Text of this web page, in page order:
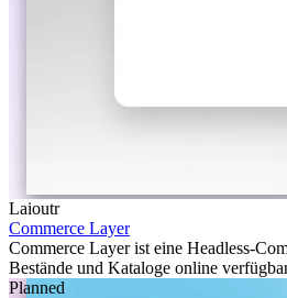
Laioutr
Commerce Layer
Commerce Layer ist eine Headless-
Bestände und Kataloge online
Planned